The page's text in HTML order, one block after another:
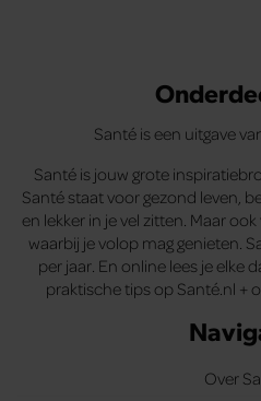
Santé is een uitgave
Santé is jouw grote
Santé staat voor gezond leven,
en lekker in je vel zitten. Maar
waarbij je volop mag genieten.
per jaar. En online lees je elke
praktische tips op Santé.nl +
Over